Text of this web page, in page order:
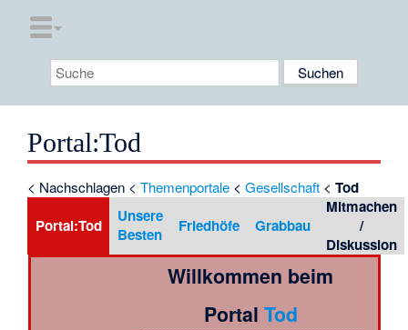
Portal:Tod
< Nachschlagen <Themenportale <Gesellschaft <Tod
Portal:Tod
Unsere
Besten
Friedhöfe Grabbau
Mitmachen
/
Diskussion
Willkommen beim
Portal Tod